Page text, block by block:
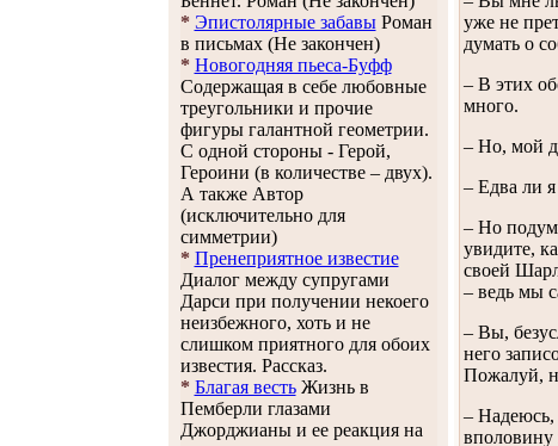
* Эпистолярные забавы Роман
в письмах (Не закончен)
* Новогодняя пьеса-Буфф
Содержащая в себе любовные
треугольники и прочие
фигуры галантной геометрии.
С одной стороны - Герой,
Героини (в количестве – двух).
А также Автор
(исключительно для
симметрии)
* Пренеприятное известие
Диалог между супругами
Дарси при получении некоего
неизбежного, хоть и не
слишком приятного для обоих
известия. Рассказ.
* Благая весть Жизнь в
Пемберли глазами
Джорджианы и ее реакция на
уже не
думать о
– В этих
много.
– Но, мой
– Едва ли я
– Но
увидите,
своей
– ведь мы
– Вы,
него
Пожалуй,
– Надеюсь,
вполовину